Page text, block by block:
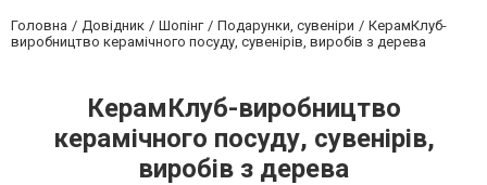
Головна Довідник Шопінг Подарунки, сувеніри
КерамКлуб-
виробництво керамічного посуду, сувенірів, виробів з дерева
КерамКлуб-виробництво
керамічного посуду, сувенірів,
виробів з дерева